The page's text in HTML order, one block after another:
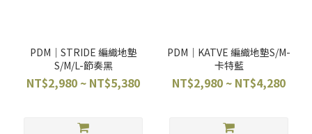
PDM｜STRIDE 編織地墊
S/M/L-節奏黑
NT$2,980 ~ NT$5,380
PDM｜KATVE 編織地墊S/M-
卡特藍
NT$2,980 ~ NT$4,280